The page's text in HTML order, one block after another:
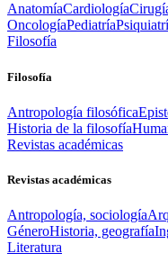
AnatomíaCardiología
OncologíaPediatría
Filosofía
Filosofía
Antropología filosófica
Historia de la filosofía
Revistas académicas
Revistas académicas
Antropología, sociología
GéneroHistoria, geografía
Literatura